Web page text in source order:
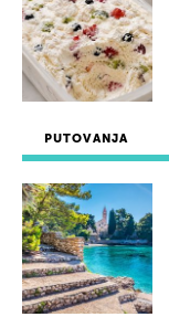
PUTOVANJA